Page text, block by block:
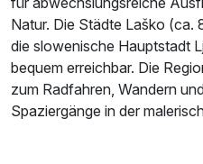
Natur. Die Städte Laško (ca.
die slowenische Hauptstadt
bequem erreichbar. Die
zum Radfahren, Wandern
Spaziergänge in der